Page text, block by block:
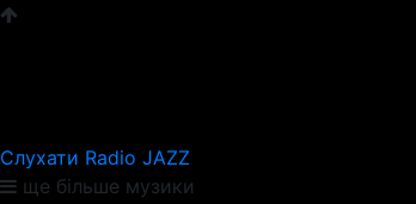
Слухати Radio JAZZ
ще більше музики